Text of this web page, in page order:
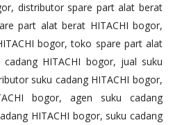
distributor spare part alat berat
part alat berat HITACHI bogor,
bogor, toko spare part alat
HITACHI bogor, jual suku
suku cadang HITACHI bogor,
bogor, agen suku cadang
HITACHI bogor, suku cadang